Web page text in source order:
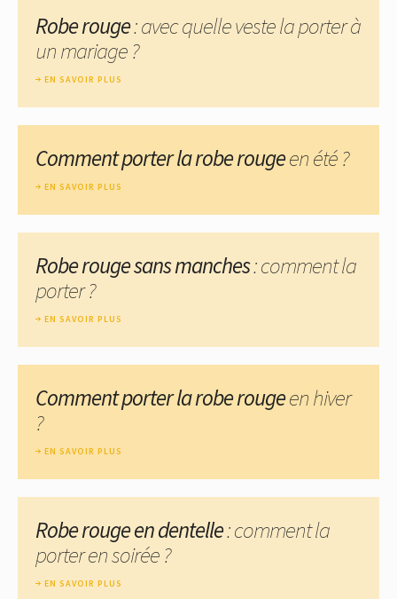
Robe rouge: avec quelle veste la porter à
un mariage ?
EN SAVOIR PLUS
Comment porter la robe rougeen été ?
EN SAVOIR PLUS
Robe rouge sans manches: comment la
porter ?
EN SAVOIR PLUS
Comment porter la robe rougeen hiver
?
EN SAVOIR PLUS
Robe rouge en dentelle: comment la
porter en soirée ?
EN SAVOIR PLUS